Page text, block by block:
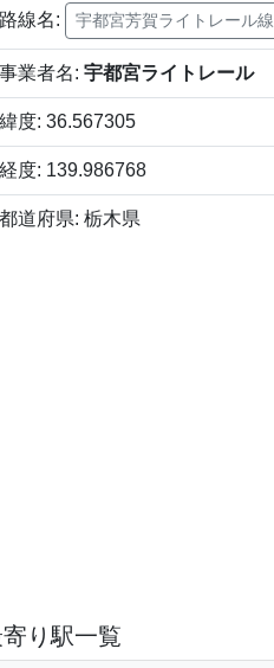
路線名: 宇都宮芳賀ライトレール線
事業者名: 宇都宮ライトレール
緯度: 36.567305
経度: 139.986768
都道府県: 栃木県
り駅一覧